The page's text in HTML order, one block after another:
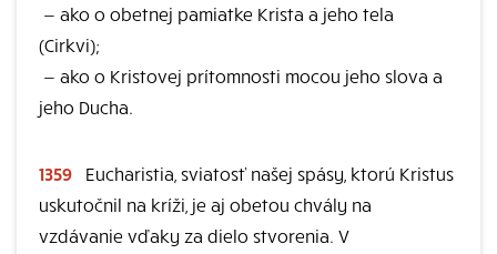
— ako o obetnej pamiatke Krista a jeho tela
(Cirkvi);
— ako o Kristovej prítomnosti mocou jeho slova a
jeho Ducha.
1359
Eucharistia, sviatosť našej spásy, ktorú Kristus
uskutočnil na kríži, je aj obetou chvály na
vzdávanie vďaky za dielo stvorenia. V